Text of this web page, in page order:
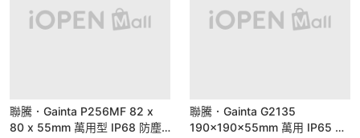
聯騰．Gainta P256MF 82 x
80 x 55mm 萬用型 IP68 防塵
聯騰．Gainta G2135
190x190x55mm 萬用 IP65 防